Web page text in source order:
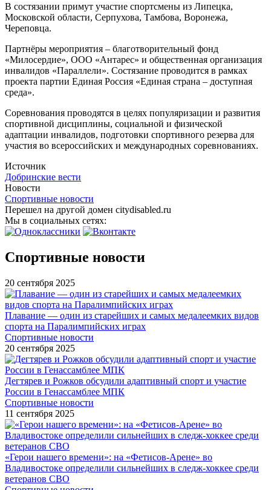
В состязании примут участие спортсмены из Липецка,
Московской области, Серпухова, Тамбова, Воронежа,
Череповца.
Партнёры мероприятия – благотворительный фонд
«Милосердие», ООО «Антарес» и общественная организация
инвалидов «Параллели». Состязание проводится в рамках
проекта партии Единая Россия «Единая страна – доступная
среда».
Соревнования проводятся в целях популяризации и развития
спортивной дисциплины, социальной и физической
адаптации инвалидов, подготовки спортивного резерва для
участия во всероссийских и международных соревнованиях.
Источник
Добринские вести
Новости
Спортивные новости
Перешел на другой домен citydisabled.ru
Мы в социальных сетях:
Спортивные новости
20 сентября 2025
Плавание — один из старейших и самых медалеемких видов
спорта на Паралимпийских играх
Спортивные новости
20 сентября 2025
Дегтярев и Рожков обсудили адаптивный спорт и участие
России в Генассамблее МПК
Спортивные новости
11 сентября 2025
«Герои нашего времени»: на «Фетисов-Арене» во
Владивостоке определили сильнейших в следж-хоккее среди
ветеранов СВО